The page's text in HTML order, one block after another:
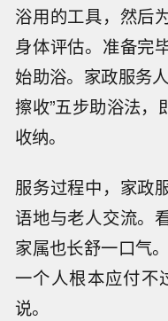
浴用的工具，然后
身体评估。准备完
始助浴。家政服务
擦收”五步助浴法，
收纳。
服务过程中，家政
语地与老人交流。
家属也长舒一口气
一个人根本应付不
说。